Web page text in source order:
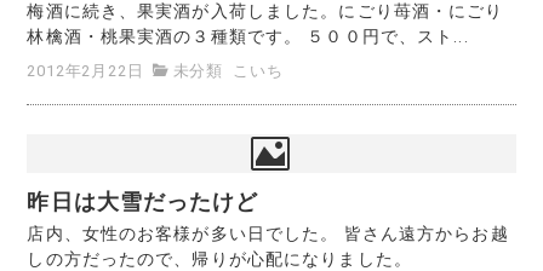
梅酒に続き、果実酒が入荷しました。にごり苺酒・にごり
林檎酒・桃果実酒の３種類です。 ５００円で、スト...
2012年2月22日 未分類 こいち
昨日は大雪だったけど
店内、女性のお客様が多い日でした。 皆さん遠方からお越
しの方だったので、帰りが心配になりました。